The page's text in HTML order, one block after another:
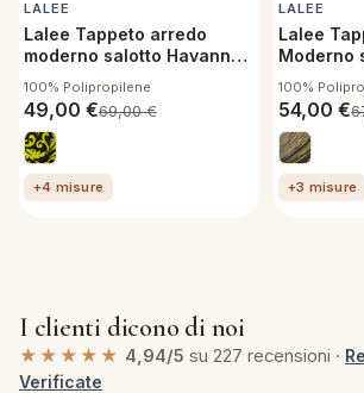
LALEE
Lalee Tappeto arredo
moderno salotto Havanna
100% Polipropilene
49,00 €69,00€
+4 misure
LALEE
Lalee
Moderno
961 Verde
100%
54,00 €
+3 misure
I clienti dicono di noi
★★★★★ 4,94/5 su 227 recensioni ·
Verificate